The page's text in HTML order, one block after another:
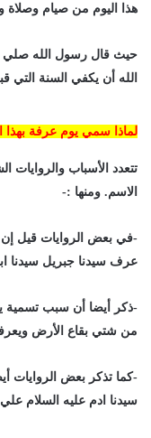
هذا اليوم من صيام وصلاة
حيث قال رسول الله صلي
الله أن يكفي السنة التي
لماذا سمي يوم عرفة بهذا
تتعدد الأسباب
الاسم. ومنها :-
-في بعض الروايات قيل إن
عرف سيدنا جبريل سيدنا
-ذكر أيضا أن سبب تسمية
من شتي بقاع الأرض
-كما تذكر بعض الروايات
سيدنا ادم عليه السلام